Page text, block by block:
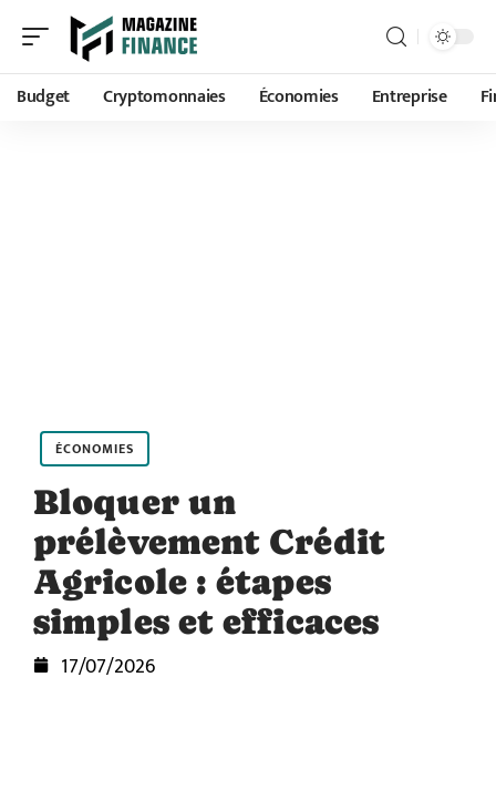
Budget Cryptomonnaies Économies Entreprise
ÉCONOMIES
Bloquer un
prélèvement Crédit
Agricole : étapes
simples et efficaces
17/07/2026